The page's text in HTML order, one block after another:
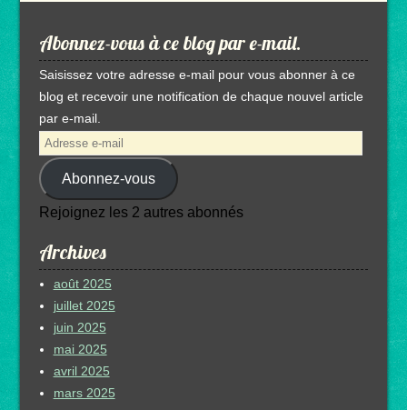
Abonnez-vous à ce blog par e-mail.
Saisissez votre adresse e-mail pour vous abonner à ce
blog et recevoir une notification de chaque nouvel article
par e-mail.
Adresse
e-
mail Abonnez-vous
Rejoignez les 2 autres abonnés
Archives
août 2025
juillet 2025
juin 2025
mai 2025
avril 2025
mars 2025